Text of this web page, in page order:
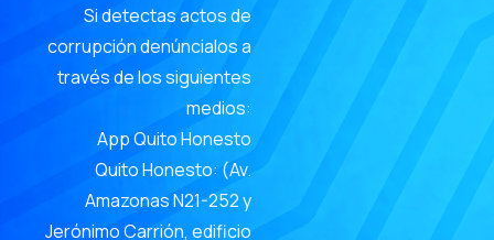
Si detectas actos de
corrupción denúncialos a
través de los siguientes
medios:
App Quito Honesto
Quito Honesto: (Av.
Amazonas N21-252 y
Jerónimo Carrión, edificio